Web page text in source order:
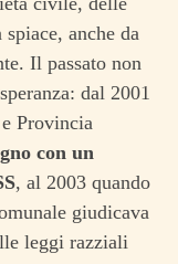
anche da
Il passato non
dal 2001
Provincia
con un
, al 2003 quando
giudicava
leggi razziali